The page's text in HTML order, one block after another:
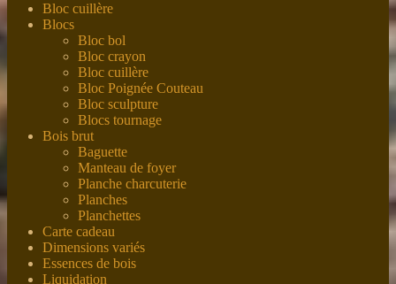
Bloc cuillère
Blocs
Bloc bol
Bloc crayon
Bloc cuillère
Bloc Poignée Couteau
Bloc sculpture
Blocs tournage
Bois brut
Baguette
Manteau de foyer
Planche charcuterie
Planches
Planchettes
Carte cadeau
Dimensions variés
Essences de bois
Liquidation